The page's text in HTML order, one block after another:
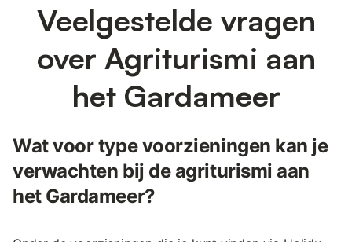
Veelgestelde vragen
over Agriturismi aan
het Gardameer
Wat voor type voorzieningen kan je
verwachten bij de agriturismi aan
het Gardameer?